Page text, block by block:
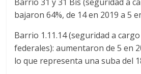
bajaron 64%, de 14 en 2019 a 5
Barrio 1.11.14 (seguridad a
federales): aumentaron de 5 en
lo que representa una suba del